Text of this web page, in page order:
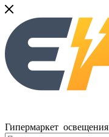
Гипермаркет освещения